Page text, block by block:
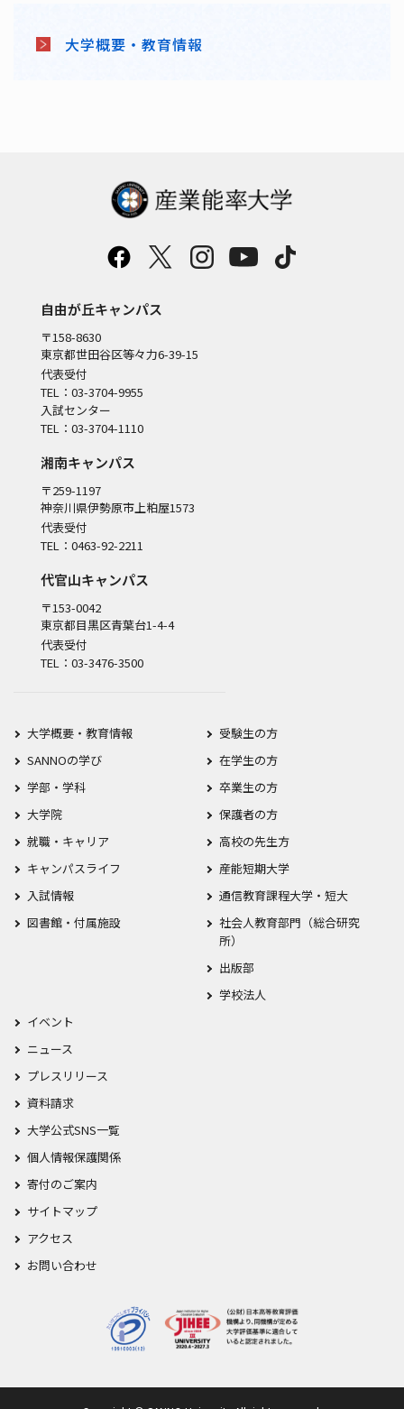
大学概要・教育情報
自由が丘キャンパス
〒158-8630
東京都世田谷区等々力6-39-15
代表受付
TEL：03-3704-9955
入試センター
TEL：03-3704-1110
湘南キャンパス
〒259-1197
神奈川県伊勢原市上粕屋1573
代表受付
TEL：0463-92-2211
代官山キャンパス
〒153-0042
東京都目黒区青葉台1-4-4
代表受付
TEL：03-3476-3500
大学概要・教育情報
SANNOの学び
学部・学科
大学院
就職・キャリア
キャンパスライフ
入試情報
図書館・付属施設
受験生の方
在学生の方
卒業生の方
保護者の方
高校の先生方
産能短期大学
通信教育課程大学・短大
社会人教育部門（総合研究
所）
出版部
学校法人
イベント
ニュース
プレスリリース
資料請求
大学公式SNS一覧
個人情報保護関係
寄付のご案内
サイトマップ
アクセス
お問い合わせ